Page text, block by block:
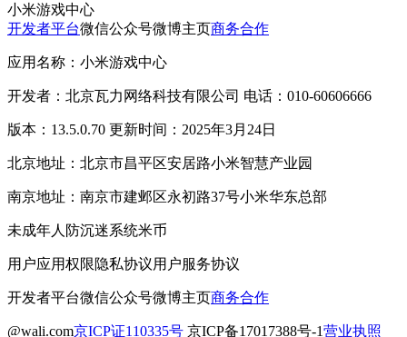
小米游戏中心
开发者平台微信公众号微博主页商务合作
应用名称：小米游戏中心
开发者：北京瓦力网络科技有限公司 电话：010-60606666
版本：13.5.0.70 更新时间：2025年3月24日
北京地址：北京市昌平区安居路小米智慧产业园
南京地址：南京市建邺区永初路37号小米华东总部
未成年人防沉迷系统米币
用户应用权限隐私协议用户服务协议
开发者平台微信公众号微博主页商务合作
@wali.com京ICP证110335号 京ICP备17017388号-1营业执照